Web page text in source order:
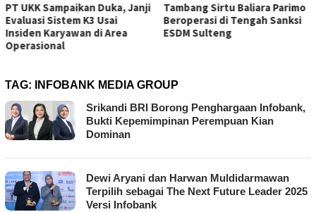
Tambang Sirtu Baliara Parimo
Beroperasi di Tengah Sanksi
ESDM Sulteng
Dosen Geofisika Untad:
Gempa Tektonik Tak
Berkaitan dengan
TAG:
INFOBANK MEDIA GROUP
Srikandi BRI Borong Penghargaan Infobank,
Bukti Kepemimpinan Perempuan Kian
Dominan
Dewi Aryani dan Harwan Muldidarmawan
Terpilih sebagai The Next Future Leader 2025
Versi Infobank